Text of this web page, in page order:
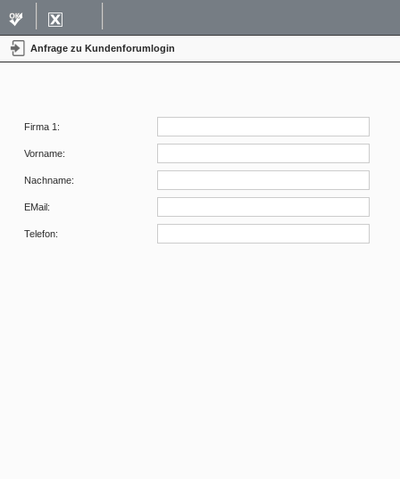
Anfrage zu Kundenforumlogin
Firma 1:
Vorname:
Nachname:
EMail:
Telefon: